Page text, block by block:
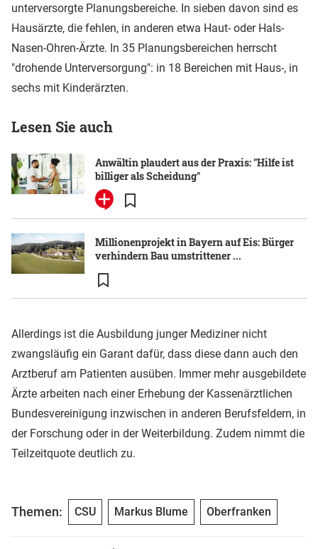
unterversorgte Planungsbereiche. In sieben davon sind es
Hausärzte, die fehlen, in anderen etwa Haut- oder Hals-
Nasen-Ohren-Ärzte. In 35 Planungsbereichen herrscht
"drohende Unterversorgung": in 18 Bereichen mit Haus-, in
sechs mit Kinderärzten.
Lesen Sie auch
Anwältin plaudert aus der Praxis: "Hilfe ist
billiger als Scheidung"
Millionenprojekt in Bayern auf Eis: Bürger
verhindern Bau umstrittener ...
Allerdings ist die Ausbildung junger Mediziner nicht
zwangsläufig ein Garant dafür, dass diese dann auch den
Arztberuf am Patienten ausüben. Immer mehr ausgebildete
Ärzte arbeiten nach einer Erhebung der Kassenärztlichen
Bundesvereinigung inzwischen in anderen Berufsfeldern, in
der Forschung oder in der Weiterbildung. Zudem nimmt die
Teilzeitquote deutlich zu.
Themen: CSU Markus Blume Oberfranken